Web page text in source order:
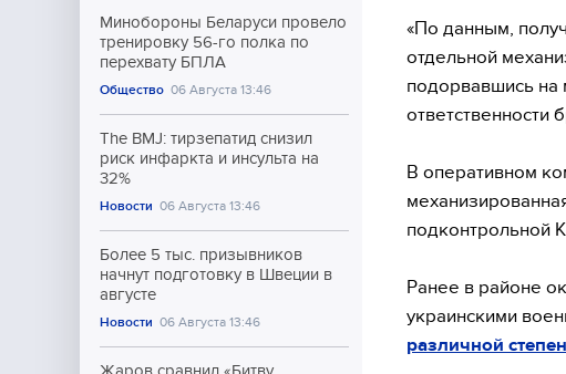
Минобороны Беларуси провело
тренировку 56-го полка по
перехвату БПЛА
Общество 06 Августа 13:46
The BMJ: тирзепатид снизил
риск инфаркта и инсульта на
32%
Новости 06 Августа 13:46
Более 5 тыс. призывников
начнут подготовку в Швеции в
августе
Новости 06 Августа 13:46
«По данным,
отдельной
подорвавшись на
ответственности
В оперативном
подконтрольной
Ранее в районе
украинскими
различной